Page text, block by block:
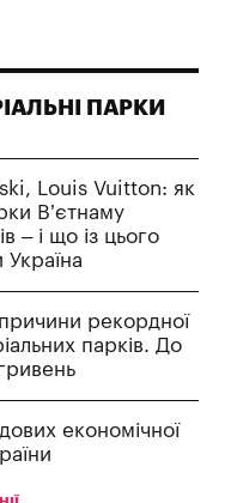
ПАРКИ
Louis Vuitton: як
В’єтнаму
– і що із цього
рекордної
парків. До
економічної